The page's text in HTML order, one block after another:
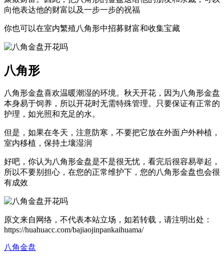
向他表达他的财富以及一步一步的祝福
你也可以在室内繁殖八角形中招募财富和收集宝藏
八角形
八角形金盘喜欢温暖潮湿的环境。秋天开花，因为八角形金盘
本身易于饲养，所以开花时无需特殊管理。只要保证有正常的
护理，如光照和充足的水。
但是，如果在冬天，注意防寒，不要把它放在外面户外种植，
室内移植，保持土壤湿润
好吧，你认为八角形金盘是不是很无忧，看完后很容易举起，
所以不要别担心，在您的正常维护下，您的八角形金盘也会很
有成效
原文来自网络，不代表本站立场，如若转载，请注明出处：
https://huahuacc.com/bajiaojinpankaihuama/
八角金盘